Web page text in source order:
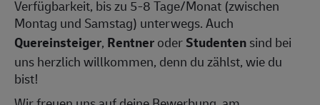
Verfügbarkeit, bis zu 5-8 Tage/Monat (zwischen
Montag und Samstag) unterwegs. Auch
Quereinsteiger, RentneroderStudentensind bei
uns herzlich willkommen, denn du zählst, wie du
bist!